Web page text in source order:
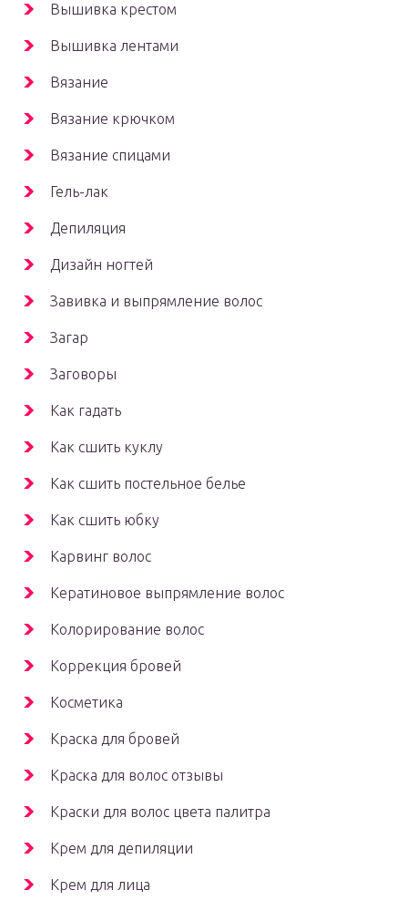
Вышивка крестом
Вышивка лентами
Вязание
Вязание крючком
Вязание спицами
Гель-лак
Депиляция
Дизайн ногтей
Завивка и выпрямление волос
Загар
Заговоры
Как гадать
Как сшить куклу
Как сшить постельное белье
Как сшить юбку
Карвинг волос
Кератиновое выпрямление волос
Колорирование волос
Коррекция бровей
Косметика
Краска для бровей
Краска для волос отзывы
Краски для волос цвета палитра
Крем для депиляции
Крем для лица